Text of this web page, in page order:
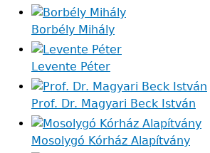
Borbély Mihály
Levente Péter
Prof. Dr. Magyari Beck István
Mosolygó Kórház Alapítvány